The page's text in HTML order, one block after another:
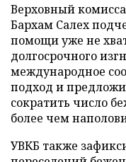
Верховный
Бархам Салех
помощи уже не
долгосрочного
международное
подход и
сократить число
более чем
УВКБ также